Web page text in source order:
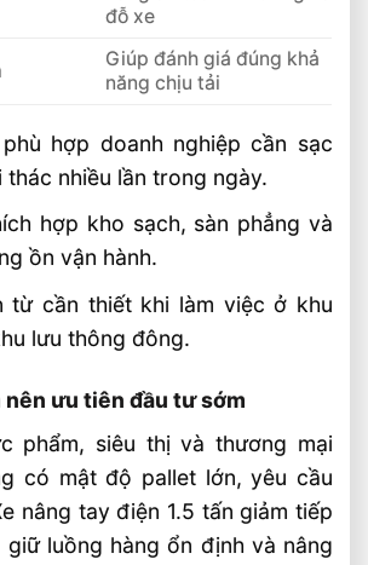
đỗ xe
Giúp đánh giá đúng khả
năng chịu tải
hợp doanh nghiệp cần sạc
thác nhiều lần trong ngày.
hợp kho sạch, sàn phẳng và
ồn vận hành.
từ cần thiết khi làm việc ở khu
lưu thông đông.
nên ưu tiên đầu tư sớm
phẩm, siêu thị và thương mại
có mật độ pallet lớn, yêu cầu
nâng tay điện 1.5 tấn giảm tiếp
luồng hàng ổn định và nâng